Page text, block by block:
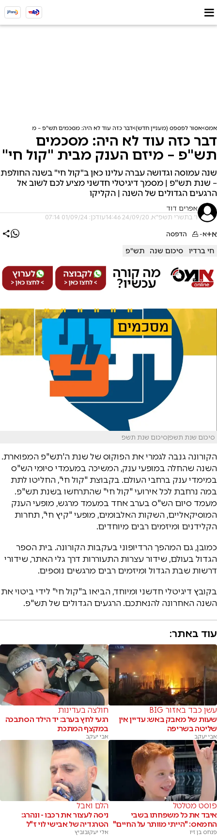
אמס אסור לפספס (מעניין חדש) דבר כזה עוד לא היה: מסכמים תש"פ – מיזם הענק
דבר כזה עוד לא היה: מסכמים
תש"פ – מיזם הענק מבית "קול חי"
שנה עמוסה וגדושה עברה עלינו כאן ב"קול חי" בשנה החולפת
– שנת תש"פ | מסמך דיגיטלי חדשני מציע לכם לשוב אל
הרגעים הגדולים של השנה | הקליקו
אפרים דוד
ו' בתשרי תשפ"א, 24/09/20 14:46 עודכן: 01/09/24 07:14
א+א- הדפסה
חי ברדיו סיכום שנה תש"פ
סיכום שנת תשפ|סיכום שנת תשפ
הקורונה גנבה לגמרי את הפוקוס של שנת ה'תש"פ המפוארת.
השנה שהחלה במופעי ענק, המשיכה במעמדי סיומי הש"ס
במימדי ענק ברחבי העולם. בקבוצת "קול חי", החליטו לתת
במה נרחבת לכל אירועי "קול חי" שהתרחשו בשנת תש"פ.
מעמד סיום הש"ס בערב אחד במעמד מרגש, מופעי הענק
המוסיקאליים, השקות האלבומים, מופעי "קיץ חי", תחרות
הקלידנים ומיזמים רבים מיוחדים.
כמובן, גם המהפך הרדיופוני בעקבות הקורונה. בית הספר
הגדול בעולם, שידור עצרות התעוררות דרך גלי האתר, שידורי
דרשות שבת הגדול ומיזמים רבים מרגשים נוספים.
בקובץ דיגיטלי חדשני ומיוחד, הביאו ב"קול חי" לידי ביטוי את
השנה האחרונה להנאתכם. הרגעים הגדולים של תש"פ.
עוד באתר:
עשן כבד באזור BIG
שעות של מאבק באש: עדיין אין
שליטה בשריפה
אבי יעקב
חולצה בעדינות
רגעי לחץ בערב: יד הילד הסתבכה
במקצף המתכת
אבי יעקב
פוסט מטלטל
איבד את כל משפחתו בשבי
החמאס: "הייתי מוותר על החיים"
פנחס בן זיו
הלם ואבל
ניסה לעצור את רכבו - ונהרג:
הטרגדיה של אבישי לוי ז"ל
אלי יעקובוביץ